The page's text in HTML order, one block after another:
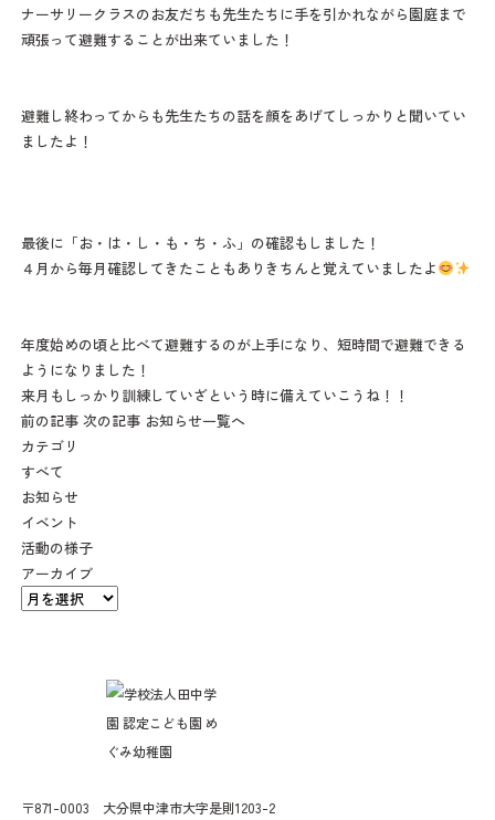
ナーサリークラスのお友だちも先生たちに手を引かれながら園庭まで
頑張って避難することが出来ていました！
避難し終わってからも先生たちの話を顔をあげてしっかりと聞いてい
ましたよ！
最後に「お・は・し・も・ち・ふ」の確認もしました！
４月から毎月確認してきたこともありきちんと覚えていましたよ
年度始めの頃と比べて避難するのが上手になり、短時間で避難できる
ようになりました！
来月もしっかり訓練していざという時に備えていこうね！！
前の記事 次の記事 お知らせ一覧へ
カテゴリ
すべて
お知らせ
イベント
活動の様子
アーカイブ
〒871-0003 大分県中津市大字是則1203-2